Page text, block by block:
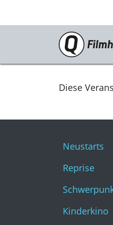
Cine
Diese
Neustarts
Reprise
Kinderkino